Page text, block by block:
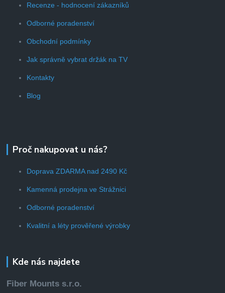
Recenze - hodnocení zákazníků
Odborné poradenství
Obchodní podmínky
Jak správně vybrat držák na TV
Kontakty
Blog
Proč nakupovat u nás?
Doprava ZDARMA nad 2490 Kč
Kamenná prodejna ve Strážnici
Odborné poradenství
Kvalitní a léty prověřené výrobky
Kde nás najdete
Fiber Mounts s.r.o.